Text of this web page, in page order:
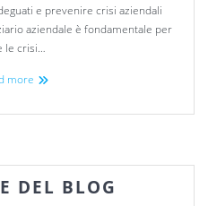
e prevenire crisi aziendali
aziendale è fondamentale per
le crisi…
more
DEL BLOG